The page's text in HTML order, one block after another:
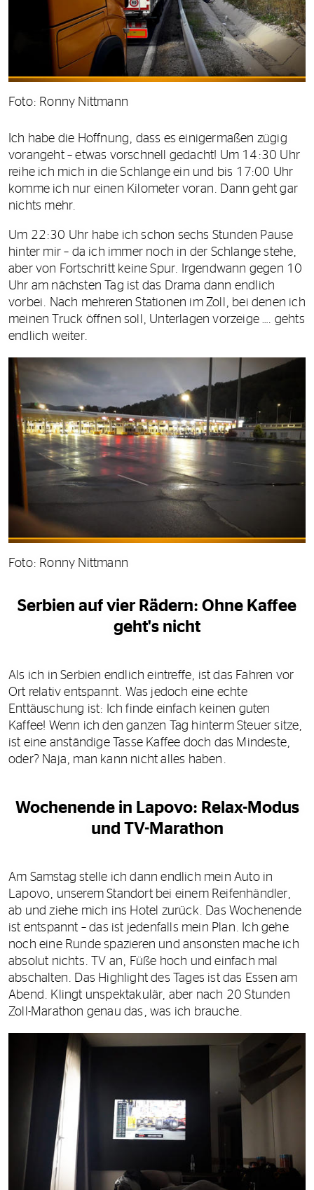
Foto: Ronny Nittmann
Ich habe die Hoffnung, dass es einigermaßen zügig
vorangeht – etwas vorschnell gedacht! Um 14:30 Uhr
reihe ich mich in die Schlange ein und bis 17:00 Uhr
komme ich nur einen Kilometer voran. Dann geht gar
nichts mehr.
Um 22:30 Uhr habe ich schon sechs Stunden Pause
hinter mir – da ich immer noch in der Schlange stehe,
aber von Fortschritt keine Spur. Irgendwann gegen 10
Uhr am nächsten Tag ist das Drama dann endlich
vorbei. Nach mehreren Stationen im Zoll, bei denen ich
meinen Truck öffnen soll, Unterlagen vorzeige …. gehts
endlich weiter.
Foto: Ronny Nittmann
Serbien auf vier Rädern: Ohne Kaffee
geht's nicht
Als ich in Serbien endlich eintreffe, ist das Fahren vor
Ort relativ entspannt. Was jedoch eine echte
Enttäuschung ist: Ich finde einfach keinen guten
Kaffee! Wenn ich den ganzen Tag hinterm Steuer sitze,
ist eine anständige Tasse Kaffee doch das Mindeste,
oder? Naja, man kann nicht alles haben.
Wochenende in Lapovo: Relax-Modus
und TV-Marathon
Am Samstag stelle ich dann endlich mein Auto in
Lapovo, unserem Standort bei einem Reifenhändler,
ab und ziehe mich ins Hotel zurück. Das Wochenende
ist entspannt – das ist jedenfalls mein Plan. Ich gehe
noch eine Runde spazieren und ansonsten mache ich
absolut nichts. TV an, Füße hoch und einfach mal
abschalten. Das Highlight des Tages ist das Essen am
Abend. Klingt unspektakulär, aber nach 20 Stunden
Zoll-Marathon genau das, was ich brauche.